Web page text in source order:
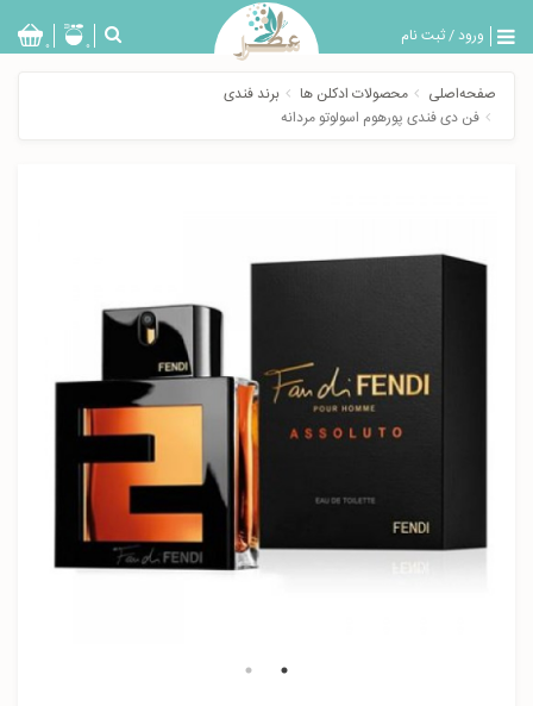
ورود/ثبت نام
بازگشت
0 0
صفحه‌اصلی محصولات ادکلن ها
برند فندی
فن دی فندی پورهوم اسولوتو مردانه